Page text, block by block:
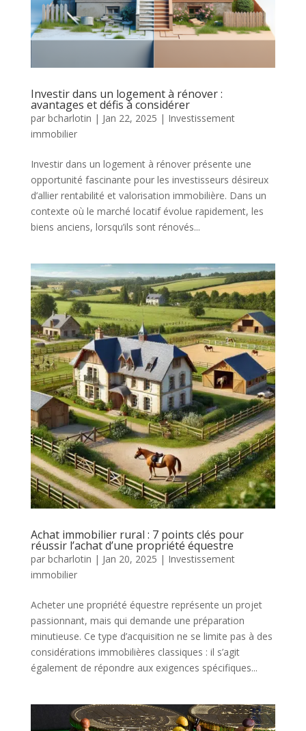
Investir dans un logement à rénover :
avantages et défis à considérer
par bcharlotin | Jan 22, 2025 | Investissement
immobilier
Investir dans un logement à rénover présente une
opportunité fascinante pour les investisseurs désireux
d’allier rentabilité et valorisation immobilière. Dans un
contexte où le marché locatif évolue rapidement, les
biens anciens, lorsqu’ils sont rénovés...
Achat immobilier rural : 7 points clés pour
réussir l’achat d’une propriété équestre
par bcharlotin | Jan 20, 2025 | Investissement
immobilier
Acheter une propriété équestre représente un projet
passionnant, mais qui demande une préparation
minutieuse. Ce type d’acquisition ne se limite pas à des
considérations immobilières classiques : il s’agit
également de répondre aux exigences spécifiques...